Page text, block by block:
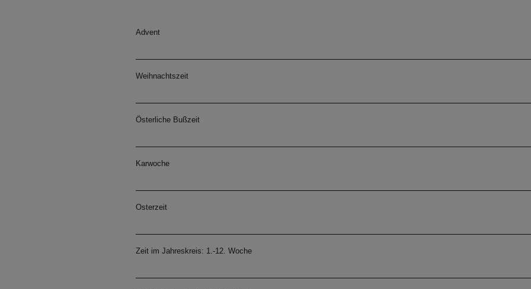
Advent
Weihnachtszeit
Österliche Bußzeit
Karwoche
Osterzeit
Zeit im Jahreskreis: 1.-12. Woche